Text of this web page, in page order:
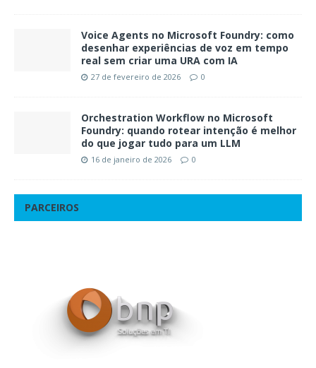
Voice Agents no Microsoft Foundry: como
desenhar experiências de voz em tempo
real sem criar uma URA com IA
27 de fevereiro de 2026 0
Orchestration Workflow no Microsoft
Foundry: quando rotear intenção é melhor
do que jogar tudo para um LLM
16 de janeiro de 2026 0
PARCEIROS